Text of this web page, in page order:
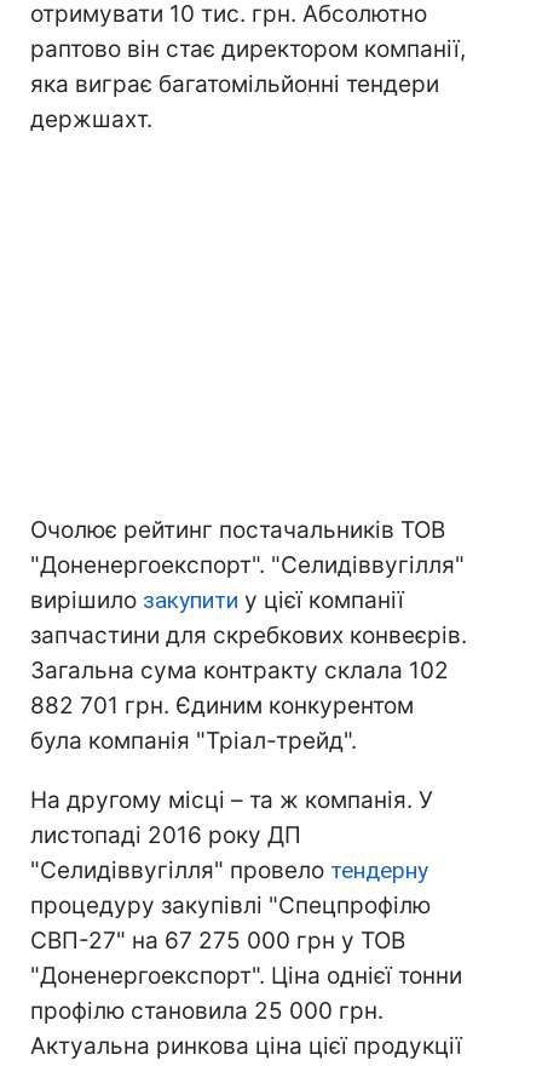
отримувати 10 тис. грн. Абсолютно
раптово він стає директором компанії,
яка виграє багатомільйонні тендери
держшахт.
Очолює рейтинг постачальників ТОВ
"Доненергоекспорт". "Селидіввугілля"
вирішило закупити у цієї компанії
запчастини для скребкових конвеєрів.
Загальна сума контракту склала 102
882 701 грн. Єдиним конкурентом
була компанія "Тріал-трейд".
На другому місці – та ж компанія. У
листопаді 2016 року ДП
"Селидіввугілля" провело тендерну
процедуру закупівлі "Спецпрофілю
СВП-27" на 67 275 000 грн у ТОВ
"Доненергоекспорт". Ціна однієї тонни
профілю становила 25 000 грн.
Актуальна ринкова ціна цієї продукції